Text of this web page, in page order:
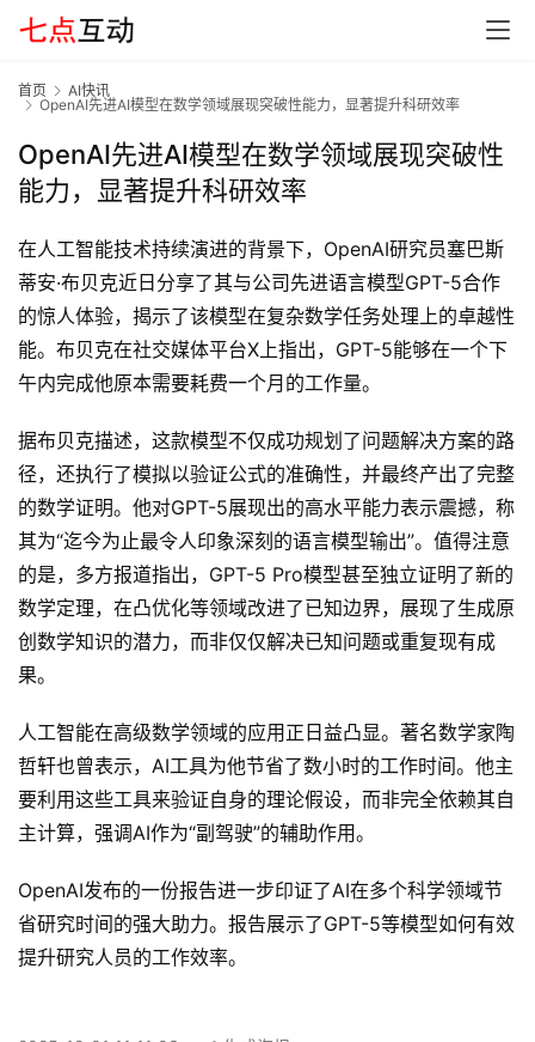
首
页
G
E
O
A
I
应
用
汇
A
I
识
库
务
登录 注册
首页
AI快讯
OpenAI先进AI模型在数学领域展现突破性能力，显著提升科研效率
OpenAI先进AI模型在数学领域展现突破性
能力，显著提升科研效率
在人工智能技术持续演进的背景下，OpenAI研究员塞巴斯
蒂安·布贝克近日分享了其与公司先进语言模型GPT-5合作
的惊人体验，揭示了该模型在复杂数学任务处理上的卓越性
能。布贝克在社交媒体平台X上指出，GPT-5能够在一个下
午内完成他原本需要耗费一个月的工作量。
据布贝克描述，这款模型不仅成功规划了问题解决方案的路
径，还执行了模拟以验证公式的准确性，并最终产出了完整
的数学证明。他对GPT-5展现出的高水平能力表示震撼，称
其为“迄今为止最令人印象深刻的语言模型输出”。值得注意
的是，多方报道指出，GPT-5 Pro模型甚至独立证明了新的
数学定理，在凸优化等领域改进了已知边界，展现了生成原
创数学知识的潜力，而非仅仅解决已知问题或重复现有成
果。
人工智能在高级数学领域的应用正日益凸显。著名数学家陶
哲轩也曾表示，AI工具为他节省了数小时的工作时间。他主
要利用这些工具来验证自身的理论假设，而非完全依赖其自
主计算，强调AI作为“副驾驶”的辅助作用。
OpenAI发布的一份报告进一步印证了AI在多个科学领域节
省研究时间的强大助力。报告展示了GPT-5等模型如何有效
提升研究人员的工作效率。